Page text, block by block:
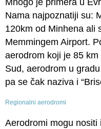
Mnogo je primera u
Nama najpoznatiji su:
120km od Minhena ali
Memmingem Airport.
aerodrom koji je 85
Sud, aerodrom u
pa se čak naziva i
Regionalni aerodromi
Aerodromi mogu